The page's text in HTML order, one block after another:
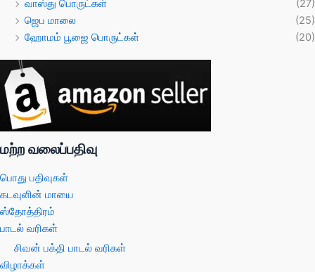
வாஸ்து பொருட்கள்
(27)
ஜெப மாலை
(25)
ஹோமம் பூஜை பொருட்கள்
(20)
மற்ற வலைப்பதிவு
பொது பதிவுகள்
கடவுளின் மாயை
ஸ்தோத்திரம்
பாடல் வரிகள்
சிவன் பக்தி பாடல் வரிகள்
விழாக்கள்